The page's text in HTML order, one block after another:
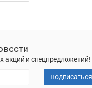
акций и спецпредложений!
Подписаться